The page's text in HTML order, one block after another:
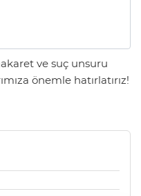
ve suç unsuru
önemle hatırlatırız!